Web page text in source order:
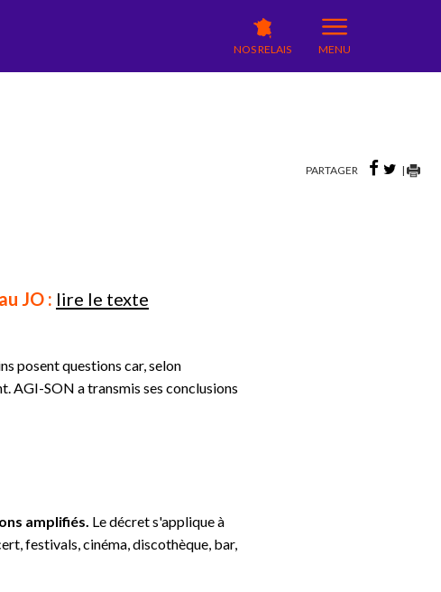
NOS RELAIS MENU
PARTAGER |
JO : lire le texte
posent questions car, selon
AGI-SON a transmis ses conclusions
amplifiés. Le décret s'applique à
festivals, cinéma, discothèque, bar,